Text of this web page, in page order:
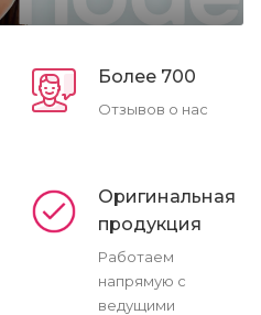
Более 700
Отзывов о нас
Оригинальная
продукция
Работаем
напрямую с
ведущими